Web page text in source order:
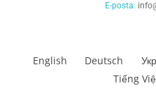
E-posta:
English Deutsch
Tiếng